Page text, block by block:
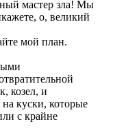
мастер зла! Мы
о, великий
мой план.
козел, и
на куски, которые
с крайне